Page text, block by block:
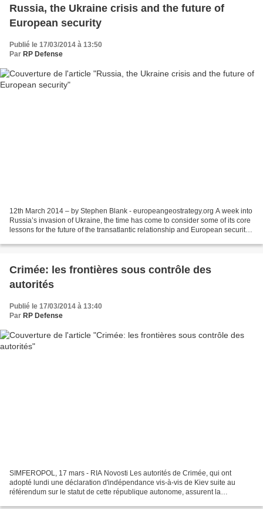
Russia, the Ukraine crisis and the future of
European security
Publié le 17/03/2014 à 13:50
Par RP Defense
12th March 2014 – by Stephen Blank - europeangeostrategy.org A week into
Russia’s invasion of Ukraine, the time has come to consider some of its core
lessons for the future of the transatlantic relationship and European security.
Crimée: les frontières sous contrôle des
autorités
Publié le 17/03/2014 à 13:40
Par RP Defense
SIMFEROPOL, 17 mars - RIA Novosti Les autorités de Crimée, qui ont
adopté lundi une déclaration d'indépendance vis-à-vis de Kiev suite au
référendum sur le statut de cette république autonome, assurent la